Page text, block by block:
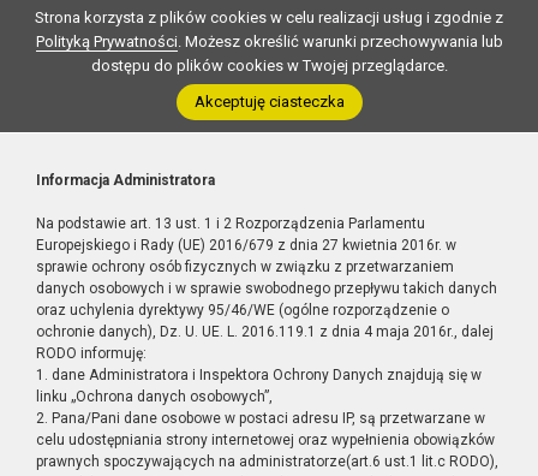
Strona korzysta z plików cookies w celu realizacji usług i zgodnie z
Polityką Prywatności. Możesz określić warunki przechowywania lub
dostępu do plików cookies w Twojej przeglądarce.
Akceptuję ciasteczka
Informacja Administratora
Na podstawie art. 13 ust. 1 i 2 Rozporządzenia Parlamentu
Europejskiego i Rady (UE) 2016/679 z dnia 27 kwietnia 2016r. w
sprawie ochrony osób fizycznych w związku z przetwarzaniem
danych osobowych i w sprawie swobodnego przepływu takich danych
oraz uchylenia dyrektywy 95/46/WE (ogólne rozporządzenie o
ochronie danych), Dz. U. UE. L. 2016.119.1 z dnia 4 maja 2016r., dalej
RODO informuję:
1. dane Administratora i Inspektora Ochrony Danych znajdują się w
linku „Ochrona danych osobowych”,
2. Pana/Pani dane osobowe w postaci adresu IP, są przetwarzane w
celu udostępniania strony internetowej oraz wypełnienia obowiązków
prawnych spoczywających na administratorze(art.6 ust.1 lit.c RODO),